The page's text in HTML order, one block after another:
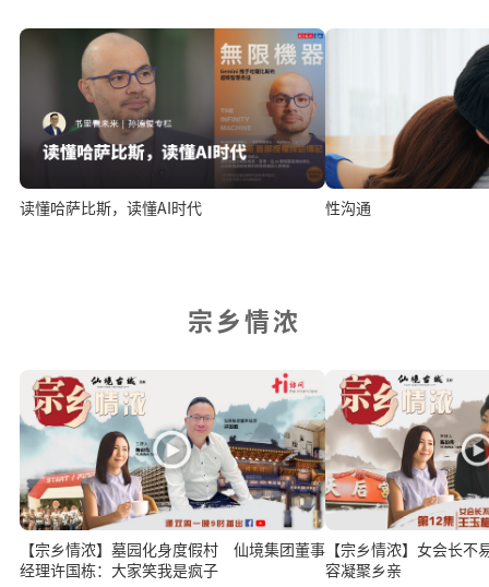
读懂哈萨比斯，读懂AI时代 性沟通
宗乡情浓
【宗乡情浓】墓园化身度假村 仙境集团董事
经理许国栋：大家笑我是疯子
【宗乡情浓】女会长
容凝聚乡亲